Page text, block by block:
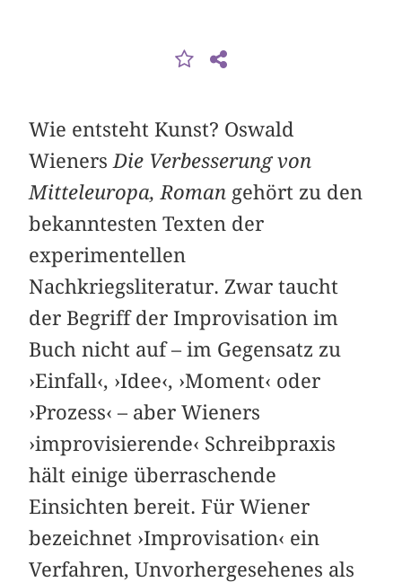
Wie entsteht Kunst? Oswald
Wieners Die Verbesserung von
Mitteleuropa, Roman gehört zu den
bekanntesten Texten der
experimentellen
Nachkriegsliteratur. Zwar taucht
der Begriff der Improvisation im
Buch nicht auf – im Gegensatz zu
›Einfall‹, ›Idee‹, ›Moment‹ oder
›Prozess‹ – aber Wieners
›improvisierende‹ Schreibpraxis
hält einige überraschende
Einsichten bereit. Für Wiener
bezeichnet ›Improvisation‹ ein
Verfahren, Unvorhergesehenes als